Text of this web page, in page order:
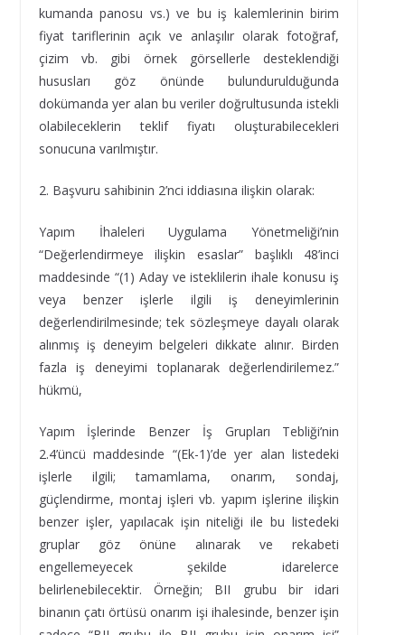
kumanda panosu vs.) ve bu iş kalemlerinin birim
fiyat tariflerinin açık ve anlaşılır olarak fotoğraf,
çizim vb. gibi örnek görsellerle desteklendiği
hususları göz önünde bulundurulduğunda
dokümanda yer alan bu veriler doğrultusunda istekli
olabileceklerin teklif fiyatı oluşturabilecekleri
sonucuna varılmıştır.
2. Başvuru sahibinin 2’nci iddiasına ilişkin olarak:
Yapım İhaleleri Uygulama Yönetmeliği’nin
“Değerlendirmeye ilişkin esaslar” başlıklı 48’inci
maddesinde “(1) Aday ve isteklilerin ihale konusu iş
veya benzer işlerle ilgili iş deneyimlerinin
değerlendirilmesinde; tek sözleşmeye dayalı olarak
alınmış iş deneyim belgeleri dikkate alınır. Birden
fazla iş deneyimi toplanarak değerlendirilemez.”
hükmü,
Yapım İşlerinde Benzer İş Grupları Tebliği’nin
2.4’üncü maddesinde “(Ek-1)’de yer alan listedeki
işlerle ilgili; tamamlama, onarım, sondaj,
güçlendirme, montaj işleri vb. yapım işlerine ilişkin
benzer işler, yapılacak işin niteliği ile bu listedeki
gruplar göz önüne alınarak ve rekabeti
engellemeyecek şekilde idarelerce
belirlenebilecektir. Örneğin; BII grubu bir idari
binanın çatı örtüsü onarım işi ihalesinde, benzer işin